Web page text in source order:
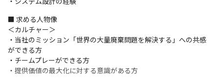
・データエンジニアは、顧客が保持するビッグデータを『FULL
KAITEN』に繋ぎ込む重要な役割を担っているため、顧客に最大の
価値を届けるにはどのように連携すべきか、という視点を大切に
活動することができます
・フルカイテンはお客様の在庫情報を扱うのでかなりデータ規模
が大きく、パフォーマンスを考慮した設計/開発をする必要がある
ため、結果として難易度の高いプロダクト開発を経験できます
■ 求める人物像
＜カルチャー＞
・当社のミッション「世界の大量廃棄問題を解決する」への共感
ができる方
・チームプレーができる方
・提供価値の最大化に対する意識がある方